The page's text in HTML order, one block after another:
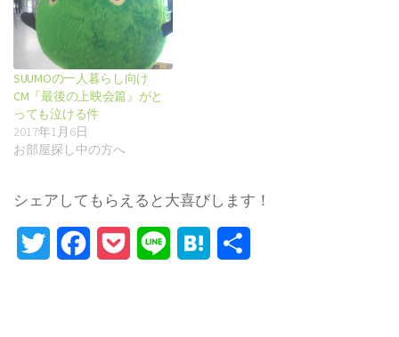
SUUMOの一人暮らし向け
CM『最後の上映会篇』がと
っても泣ける件
2017年1月6日
お部屋探し中の方へ
シェアしてもらえると大喜びします！
Twitter FacebookPocket Line Hatena